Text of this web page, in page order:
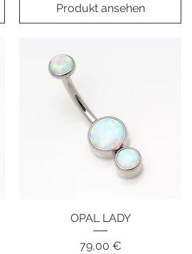
Produkt ansehen
Schnellansicht
OPAL LADY
Preis
79,00 €